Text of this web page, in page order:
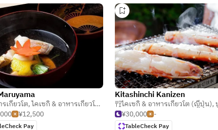
,ญี่ปุ่น
เกียวโต,ไคเซกิ & อาหารเกียวโต (ญี่ปุ่น)
¥12,500
Pay
Kitashinchi Kanizen
ไคเซกิ & อาหารเกียวโต (ญี่ปุ่น), ปู
¥30,000
-
TableCheck Pay